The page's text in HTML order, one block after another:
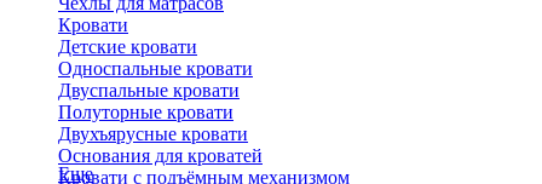
Кровати
Детские кровати
Односпальные кровати
Двуспальные кровати
Полуторные кровати
Двухъярусные кровати
Основания для кроватей
Кровати с подъёмным механизмом
Еще